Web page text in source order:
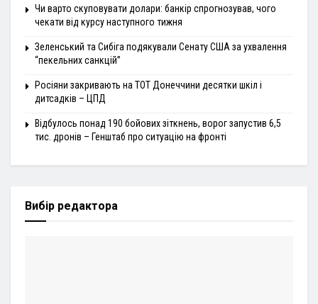
Чи варто скуповувати долари: банкір спрогнозував, чого
чекати від курсу наступного тижня
Зеленський та Сибіга подякували Сенату США за ухвалення
“пекельних санкцій”
Росіяни закривають на ТОТ Донеччини десятки шкіл і
дитсадків – ЦПД
Відбулось понад 190 бойових зіткнень, ворог запустив 6,5
тис. дронів – Генштаб про ситуацію на фронті
Вибір редактора